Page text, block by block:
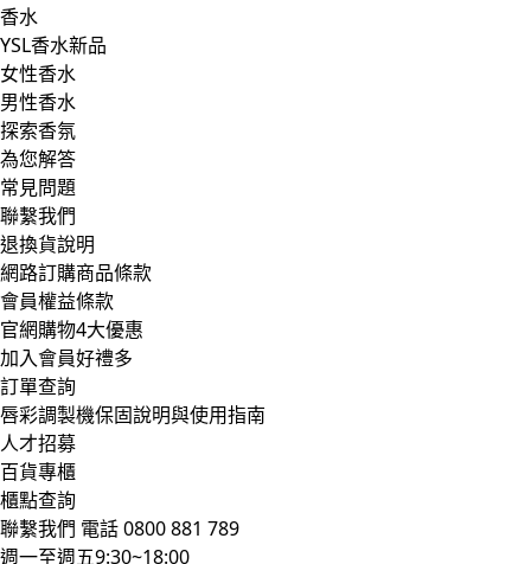
香水
YSL香水新品
女性香水
男性香水
探索香氛
為您解答
常見問題
聯繫我們
退換貨說明
網路訂購商品條款
會員權益條款
官網購物4大優惠
加入會員好禮多
訂單查詢
唇彩調製機保固說明與使用指南
人才招募
百貨專櫃
櫃點查詢
聯繫我們 電話 0800 881 789
週一至週五9:30~18:00